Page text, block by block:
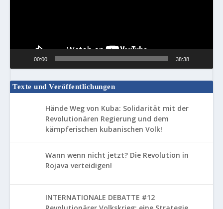
00:00 38:38
Texte und Veröffentlichungen
Hände Weg von Kuba: Solidarität mit der
Revolutionären Regierung und dem
kämpferischen kubanischen Volk!
Wann wenn nicht jetzt? Die Revolution in
Rojava verteidigen!
INTERNATIONALE DEBATTE #12